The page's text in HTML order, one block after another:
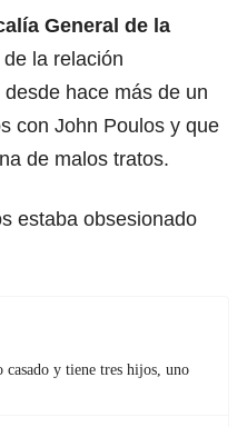
General de la
la relación
hace más de un
con John Poulos y que
de malos tratos.
estaba obsesionado
casado y tiene tres hijos, uno